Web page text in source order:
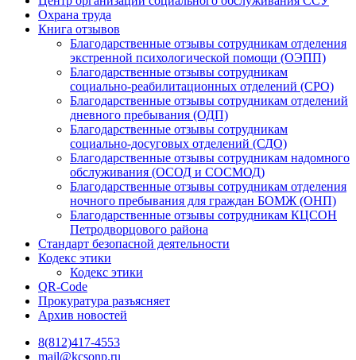
Охрана труда
Книга отзывов
Благодарственные отзывы сотрудникам отделения
экстренной психологической помощи (ОЭПП)
Благодарственные отзывы сотрудникам
социально-реабилитационных отделений (СРО)
Благодарственные отзывы сотрудникам отделений
дневного пребывания (ОДП)
Благодарственные отзывы сотрудникам
социально-досуговых отделений (СДО)
Благодарственные отзывы сотрудникам надомного
обслуживания (ОСОД и СОСМОД)
Благодарственные отзывы сотрудникам отделения
ночного пребывания для граждан БОМЖ (ОНП)
Благодарственные отзывы сотрудникам КЦСОН
Петродворцового района
Стандарт безопасной деятельности
Кодекс этики
Кодекс этики
QR-Code
Прокуратура разъясняет
Архив новостей
8(812)417-4553
mail@kcsonp.ru